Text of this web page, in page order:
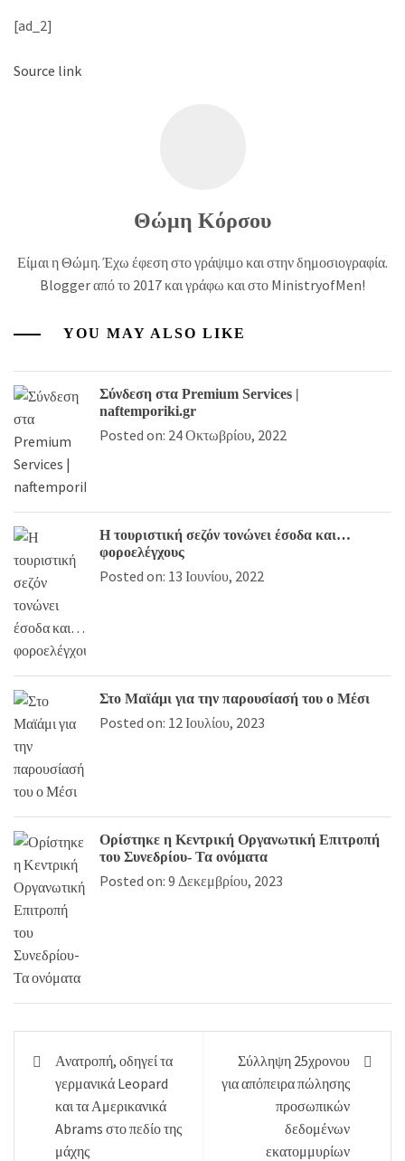
[ad_2]
Source link
Θώμη Κόρσου
Είμαι η Θώμη. Έχω έφεση στο γράψιμο και στην δημοσιογραφία.
Blogger από το 2017 και γράφω και στο MinistryofMen!
YOU MAY ALSO LIKE
Σύνδεση στα Premium Services |
naftemporiki.gr
Posted on: 24 Οκτωβρίου, 2022
Η τουριστική σεζόν τονώνει έσοδα και…
φοροελέγχους
Posted on: 13 Ιουνίου, 2022
Στο Μαϊάμι για την παρουσίασή του ο Μέσι
Posted on: 12 Ιουλίου, 2023
Ορίστηκε η Κεντρική Οργανωτική Επιτροπή
του Συνεδρίου- Τα ονόματα
Posted on: 9 Δεκεμβρίου, 2023
Πλοήγηση
άρθρων
Ανατροπή, οδηγεί τα
γερμανικά Leopard
και τα Αμερικανικά
Abrams στο πεδίο της
μάχης
Σύλληψη 25χρονου
για απόπειρα πώλησης
προσωπικών
δεδομένων
εκατομμυρίων